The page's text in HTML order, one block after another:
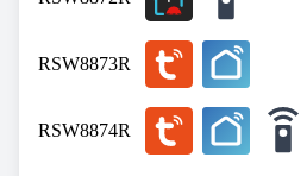
RSW8873R
RSW8874R